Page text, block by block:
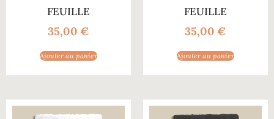
FEUILLE
35,00 €
Ajouter au panier
FEUILLE
35,00 €
Ajouter au panier